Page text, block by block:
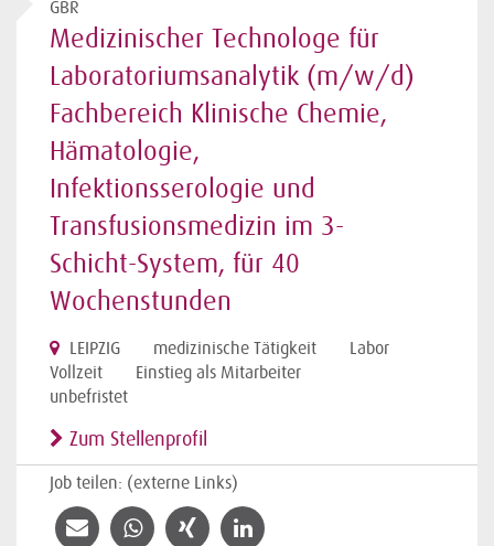
GBR
Medizinischer Technologe für
Laboratoriumsanalytik (m/w/d)
Fachbereich Klinische Chemie,
Hämatologie,
Infektionsserologie und
Transfusionsmedizin im 3-
Schicht-System, für 40
Wochenstunden
LEIPZIG medizinische Tätigkeit
Labor
Vollzeit
Einstieg als Mitarbeiter
unbefristet
Zum Stellenprofil
Job teilen: (externe Links)